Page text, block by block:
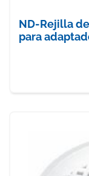
ND-Rejilla
para